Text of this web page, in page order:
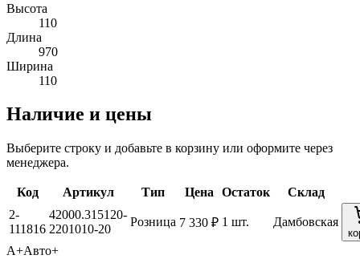
Высота
110
Длина
970
Ширина
110
Наличие и цены
Выберите строку и добавьте в корзину или оформите через
менеджера.
Код Артикул Тип Цена Остаток
Склад
2-
111816
42000.315120-
2201010-20
Розница 7 330 ₽ 1 шт. Дамбовская
А+Авто+